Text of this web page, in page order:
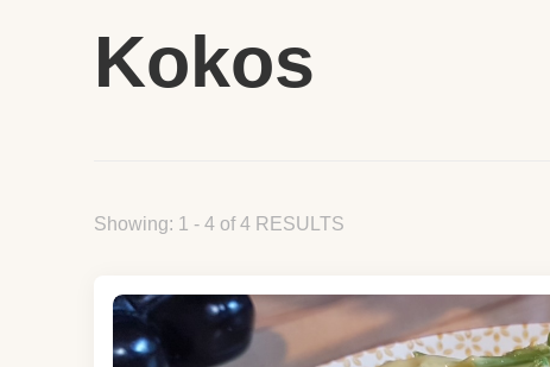
Kokos
Showing: 1 - 4 of 4 RESULTS